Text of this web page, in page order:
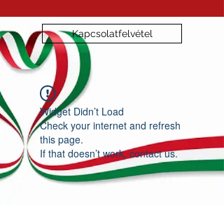
Kapcsolatfelvétel
Widget Didn’t Load
Check your internet and refresh
this page.
If that doesn’t work, contact us.